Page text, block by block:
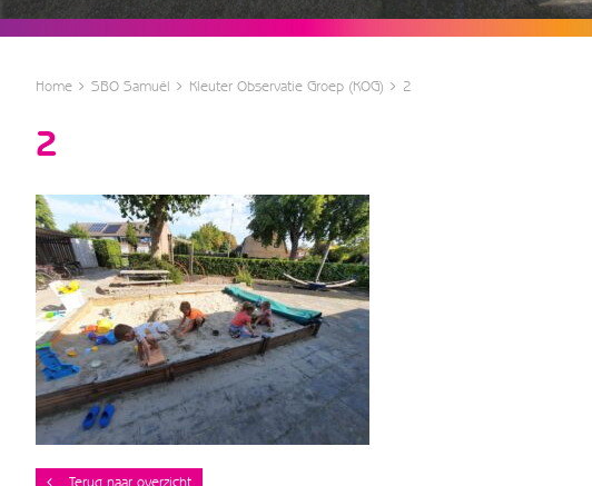
Home SBO Samuël Kleuter Observatie Groep (KOG) 2
2
Terug naar overzicht